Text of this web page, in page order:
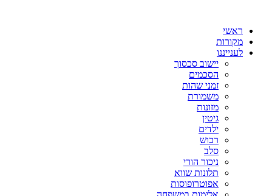
ראשי
מקורות
לענייננו
יישוב סכסוך
הסכמים
זמני שהות
משמורת
מזונות
גיטין
ילדים
רכוש
סלב
ניכור הורי
תלונות שווא
אפוטרופוסות